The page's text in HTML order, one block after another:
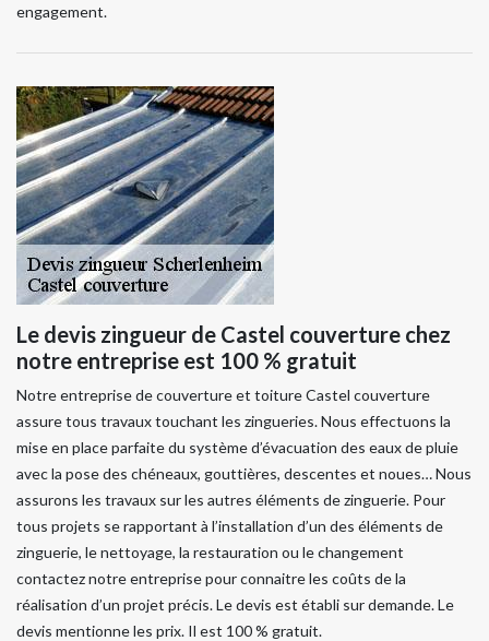
engagement.
Le devis zingueur de Castel couverture chez
notre entreprise est 100 % gratuit
Notre entreprise de couverture et toiture Castel couverture
assure tous travaux touchant les zingueries. Nous effectuons la
mise en place parfaite du système d’évacuation des eaux de pluie
avec la pose des chéneaux, gouttières, descentes et noues… Nous
assurons les travaux sur les autres éléments de zinguerie. Pour
tous projets se rapportant à l’installation d’un des éléments de
zinguerie, le nettoyage, la restauration ou le changement
contactez notre entreprise pour connaitre les coûts de la
réalisation d’un projet précis. Le devis est établi sur demande. Le
devis mentionne les prix. Il est 100 % gratuit.